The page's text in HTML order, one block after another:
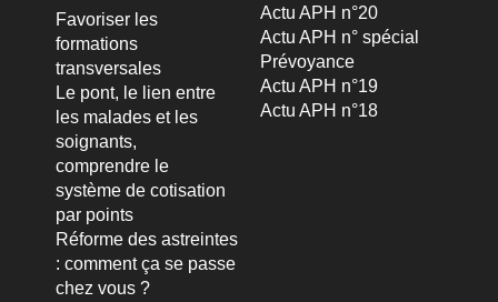
Favoriser les
formations
transversales
Le pont, le lien entre
les malades et les
soignants,
comprendre le
système de cotisation
par points
Réforme des astreintes
: comment ça se passe
chez vous ?
Actu APH n°20
Actu APH n° spécial
Prévoyance
Actu APH n°19
Actu APH n°18